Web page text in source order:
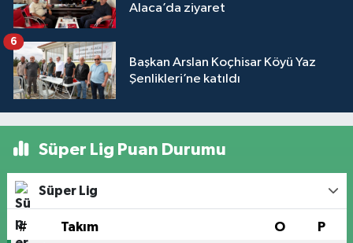
Alaca’da ziyaret
Başkan Arslan Koçhisar Köyü Yaz
Şenlikleri’ne katıldı
6
Süper Lig Puan Durumu
Süper Lig
# Takım O P